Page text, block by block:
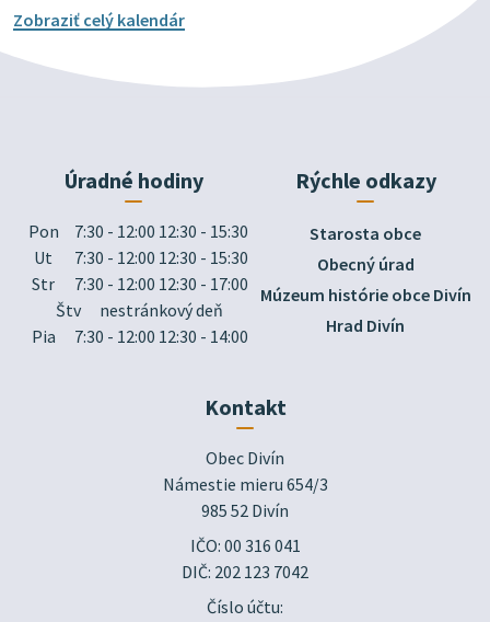
Zobraziť celý kalendár
Úradné hodiny
Pon
7:30 - 12:00 12:30 - 15:30
Ut
7:30 - 12:00 12:30 - 15:30
Str
7:30 - 12:00 12:30 - 17:00
Štv
nestránkový deň
Pia
7:30 - 12:00 12:30 - 14:00
Rýchle odkazy
Starosta obce
Obecný úrad
Múzeum histórie obce Divín
Hrad Divín
Kontakt
Obec Divín
Námestie mieru 654/3
985 52 Divín
IČO: 00 316 041
DIČ: 202 123 7042
Číslo účtu: